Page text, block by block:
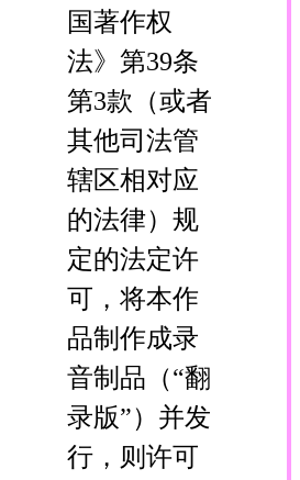
国著作权
法》第39条
第3款（或者
其他司法管
辖区相对应
的法律）规
定的法定许
可，将本作
品制作成录
音制品（“翻
录版”）并发
行，则许可